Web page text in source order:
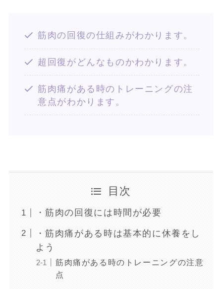
筋肉の回復の仕組みがわかります。
超回復がどんなものかわかります。
筋肉痛がある時のトレーニングの注
意点がわかります。
目次
・筋肉の回復には時間が必要
・筋肉痛がある時は基本的に休養をし
よう
筋肉痛がある時のトレーニングの注意
点